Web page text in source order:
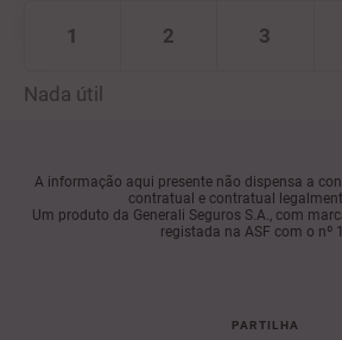
Nada útil
1 2 3
A informação aqui presente não dispensa a
contratual e contratual
Um produto da Generali Seguros S.A., com
registada na ASF com o nº
PARTILHA